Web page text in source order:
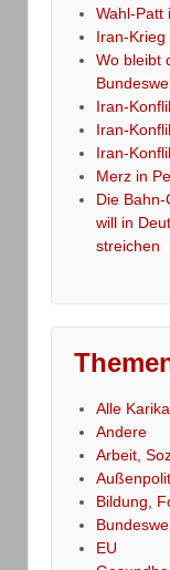
Wahl-Patt
Iran-Krieg
Wo bleibt
Iran-
Iran-
Iran-
Merz in
Die
will in
streichen
Alle
Andere
Arbeit,
Bildung,
EU